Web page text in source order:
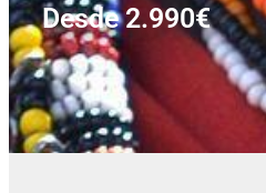
Desde 2.990€